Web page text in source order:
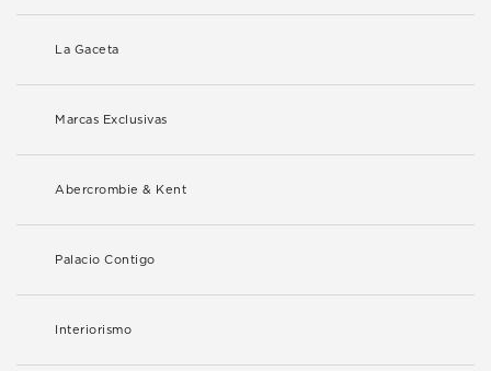
La Gaceta
Marcas Exclusivas
Abercrombie & Kent
Palacio Contigo
Interiorismo